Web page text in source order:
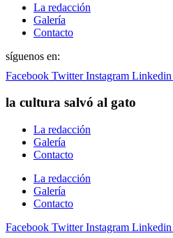
La redacción
Galería
Contacto
síguenos en:
Facebook Twitter Instagram Linkedin
la cultura salvó al gato
La redacción
Galería
Contacto
La redacción
Galería
Contacto
Facebook Twitter Instagram Linkedin